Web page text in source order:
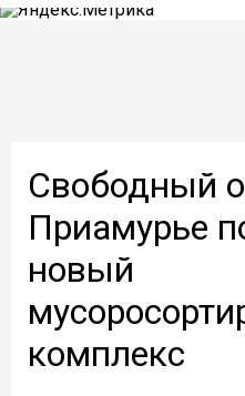
Свободный
Приамурье
новый
комплекс